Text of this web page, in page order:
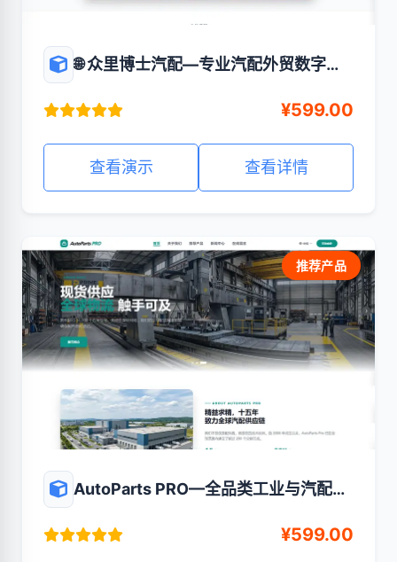
🌐 众里博士汽配—专业汽配外贸数字化
¥599.00
查看演示 查看详情
推荐产品
AutoParts PRO—全品类工业与汽配的
¥599.00